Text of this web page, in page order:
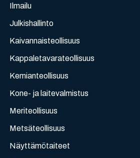
Ilmailu
Julkishallinto
Kaivannaisteollisuus
Kappaletavarateollisuus
Kemianteollisuus
Kone- ja laitevalmistus
Meriteollisuus
Metsäteollisuus
Näyttämötaiteet